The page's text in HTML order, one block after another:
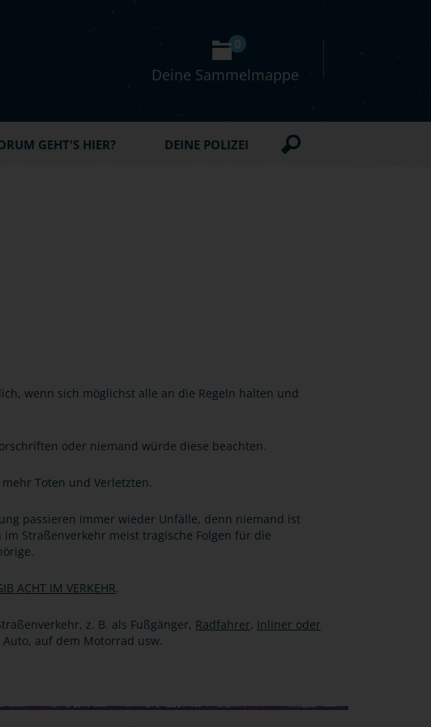
Deine Sammelmappe
0
GEHT'S HIER? DEINE POLIZEI
wenn sich möglichst alle an die Regeln halten und
oder niemand würde diese beachten.
Toten und Verletzten.
passieren immer wieder Unfälle, denn niemand ist
Straßenverkehr meist tragische Folgen für die
ACHT IM VERKEHR.
z. B. als Fußgänger, Radfahrer, Inliner oder
Auto, auf dem Motorrad usw.